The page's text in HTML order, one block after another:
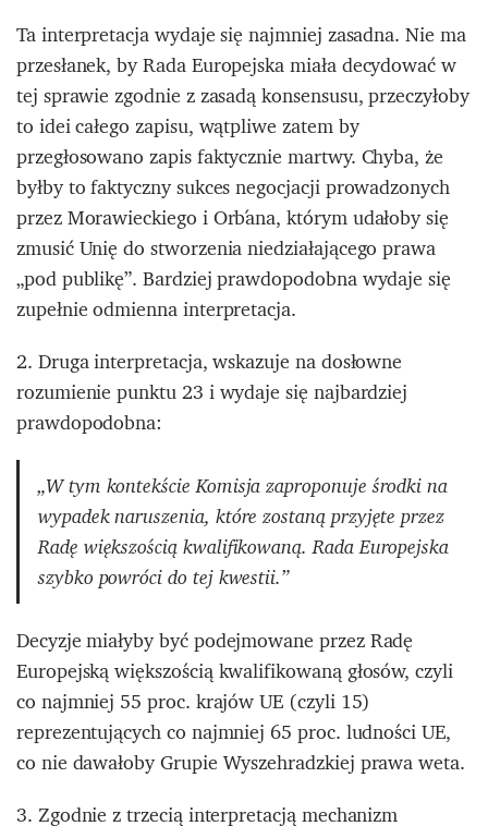
Ta interpretacja wydaje się najmniej zasadna. Nie ma
przesłanek, by Rada Europejska miała decydować w
tej sprawie zgodnie z zasadą konsensusu, przeczyłoby
to idei całego zapisu, wątpliwe zatem by
przegłosowano zapis faktycznie martwy. Chyba, że
byłby to faktyczny sukces negocjacji prowadzonych
przez Morawieckiego i Orbána, którym udałoby się
zmusić Unię do stworzenia niedziałającego prawa
„pod publikę”. Bardziej prawdopodobna wydaje się
zupełnie odmienna interpretacja.
2. Druga interpretacja, wskazuje na dosłowne
rozumienie punktu 23 i wydaje się najbardziej
prawdopodobna:
„W tym kontekście Komisja zaproponuje środki na
wypadek naruszenia, które zostaną przyjęte przez
Radę większością kwalifikowaną. Rada Europejska
szybko powróci do tej kwestii.”
Decyzje miałyby być podejmowane przez Radę
Europejską większością kwalifikowaną głosów, czyli
co najmniej 55 proc. krajów UE (czyli 15)
reprezentujących co najmniej 65 proc. ludności UE,
co nie dawałoby Grupie Wyszehradzkiej prawa weta.
3. Zgodnie z trzecią interpretacją mechanizm